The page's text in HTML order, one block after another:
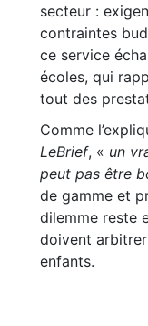
secteur :
contraintes
ce service
écoles, qui
tout des
Comme
LeBrief, « un
peut pas être
de gamme et
dilemme reste
doivent
enfants.